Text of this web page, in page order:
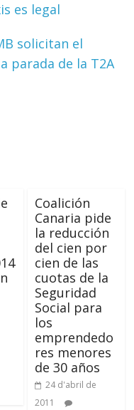
es legal
solicitan el
parada de la T2A
Coalición
Canaria pide
la reducción
del cien por
cien de las
cuotas de la
Seguridad
Social para
los
emprendedo
res menores
de 30 años
24 d'abril de
2011